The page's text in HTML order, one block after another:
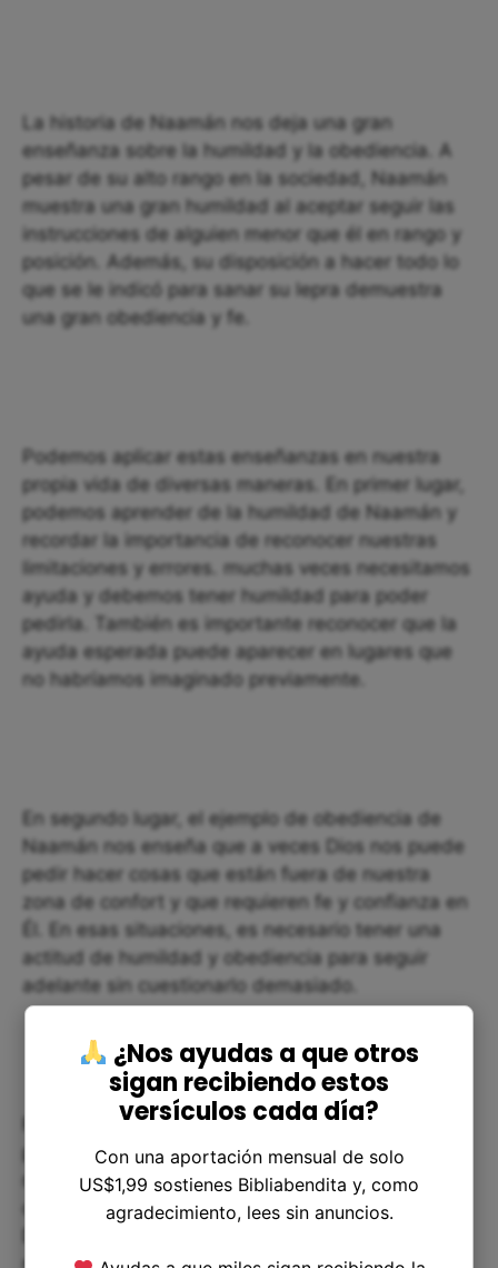
La historia de Naamán nos deja una gran
enseñanza sobre la humildad y la obediencia. A
pesar de su alto rango en la sociedad, Naamán
muestra una gran humildad al aceptar seguir las
instrucciones de alguien menor que él en rango y
posición. Además, su disposición a hacer todo lo
que se le indicó para sanar su lepra demuestra
una gran obediencia y fe.
Podemos aplicar estas enseñanzas en nuestra
propia vida de diversas maneras. En primer lugar,
podemos aprender de la humildad de Naamán y
recordar la importancia de reconocer nuestras
limitaciones y errores. muchas veces necesitamos
ayuda y debemos tener humildad para poder
pedirla. También es importante reconocer que la
ayuda esperada puede aparecer en lugares que
no habríamos imaginado previamente.
En segundo lugar, el ejemplo de obediencia de
Naamán nos enseña que a veces Dios nos puede
pedir hacer cosas que están fuera de nuestra
zona de confort y que requieren fe y confianza en
Él. En esas situaciones, es necesario tener una
actitud de humildad y obediencia para seguir
adelante sin cuestionarlo demasiado.
Finalmente, el hecho de que Naamán ofreció un
presente al profeta después de su sanación nos
muestra la importancia de agradecer a aquellos
que nos han ayudado en momentos difíciles.
¿Nos ayudas a que otros
sigan recibiendo estos
versículos cada día?
Con una aportación mensual de solo
US$1,99 sostienes Bibliabendita y, como
agradecimiento, lees sin anuncios.